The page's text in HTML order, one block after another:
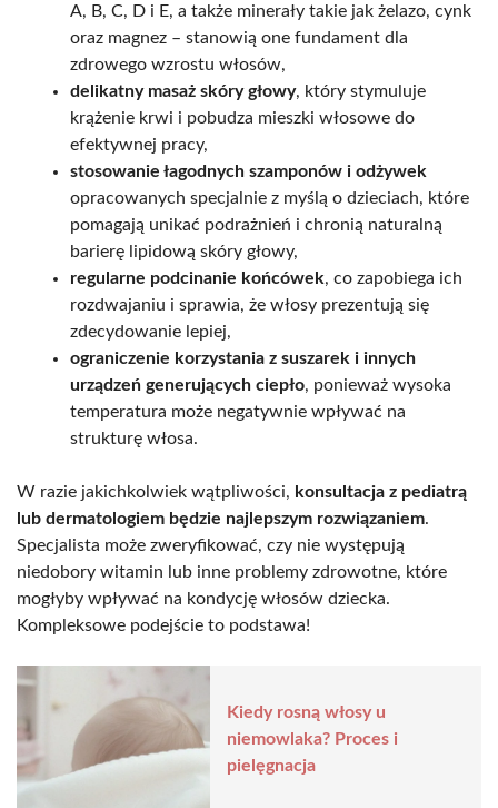
A, B, C, D i E, a także minerały takie jak żelazo, cynk
oraz magnez – stanowią one fundament dla
zdrowego wzrostu włosów,
delikatny masaż skóry głowy, który stymuluje
krążenie krwi i pobudza mieszki włosowe do
efektywnej pracy,
stosowanie łagodnych szamponów i odżywek
opracowanych specjalnie z myślą o dzieciach, które
pomagają unikać podrażnień i chronią naturalną
barierę lipidową skóry głowy,
regularne podcinanie końcówek, co zapobiega ich
rozdwajaniu i sprawia, że włosy prezentują się
zdecydowanie lepiej,
ograniczenie korzystania z suszarek i innych
urządzeń generujących ciepło, ponieważ wysoka
temperatura może negatywnie wpływać na
strukturę włosa.
W razie jakichkolwiek wątpliwości, konsultacja z pediatrą
lub dermatologiem będzie najlepszym rozwiązaniem.
Specjalista może zweryfikować, czy nie występują
niedobory witamin lub inne problemy zdrowotne, które
mogłyby wpływać na kondycję włosów dziecka.
Kompleksowe podejście to podstawa!
Kiedy rosną włosy u
niemowlaka? Proces i
pielęgnacja